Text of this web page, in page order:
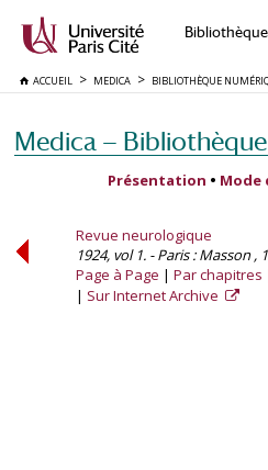
ACCUEIL MEDICA BIBLIOTHÈQUE
Medica —
Présentation • Mode
Revue neurologique
1924, vol 1. - Paris : Masson ,
Page à Page
Par chapitres
Sur Internet Archive